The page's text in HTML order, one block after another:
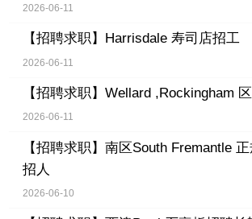
2026-06-11
【招聘求职】 Harrisdale 寿司店招工
2026-06-11
【招聘求职】 Wellard ,Rockingham
2026-06-11
【招聘求职】 南区South Fremantle
招人
2026-06-10